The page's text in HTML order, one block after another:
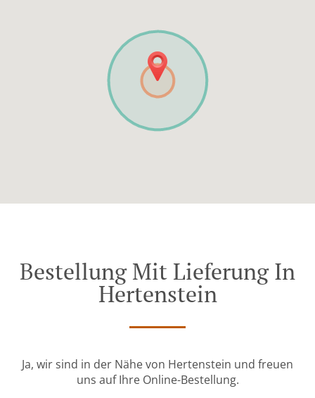
Bestellung Mit Lieferung In
Hertenstein
Ja, wir sind in der Nähe von Hertenstein und freuen
uns auf Ihre Online-Bestellung.